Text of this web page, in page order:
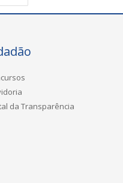
da Transparência